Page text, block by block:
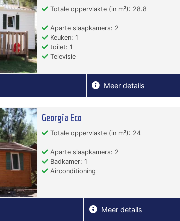
Totale oppervlakte (in m²): 28.8
Aparte slaapkamers: 2
Keuken: 1
toilet: 1
Televisie
Meer details
Georgia Eco
Totale oppervlakte (in m²): 24
Aparte slaapkamers: 2
Badkamer: 1
Airconditioning
Meer details